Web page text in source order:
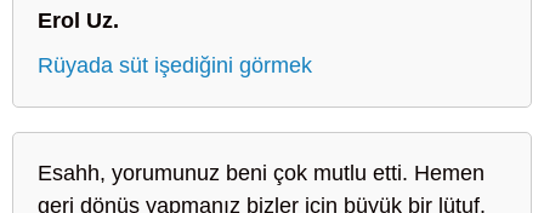
Erol Uz.
Rüyada süt işediğini görmek
Esahh, yorumunuz beni çok mutlu etti. Hemen
geri dönüş yapmanız bizler için büyük bir lütuf.